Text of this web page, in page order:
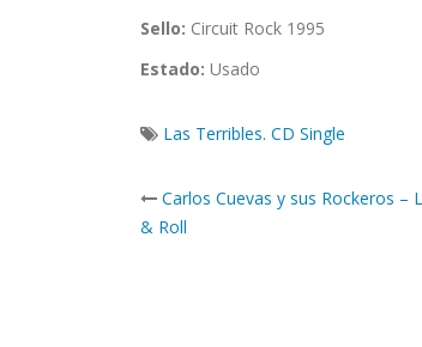
Sello: Circuit Rock 1995
Estado: Usado
Las Terribles. CD Single
Post
navigation
Carlos Cuevas y sus Rockeros –
& Roll